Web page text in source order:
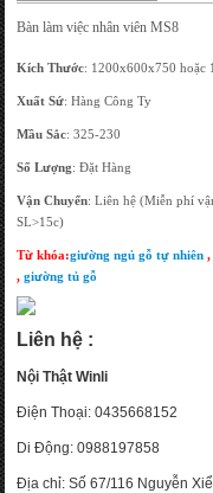
Bàn làm việc nhân viên MS8
Kích Thước: 1200x600x750 hoặc
Xuất Sứ: Hàng Công Ty
Mầu Sắc: 325-230
Số Lượng: Đặt Hàng
Vận Chuyển: Liên hệ (Miễn phí
SL>15c)
Từ khóa:giường ngủ gỗ tự nhiên
,giường tủ gỗ
Liên hệ :
Nội Thật Winli
Điện Thoại: 0435668152
Di Động: 0988197858
Địa chỉ: Số 67/116 Nguyễn